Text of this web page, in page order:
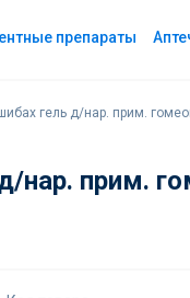
препараты
гель д/нар. прим.
нар. прим.